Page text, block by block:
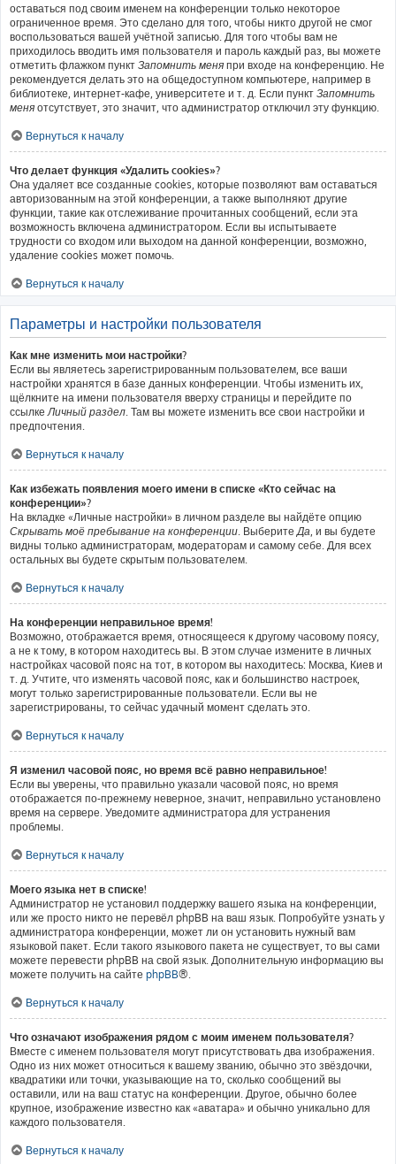
оставаться под своим именем на конференции только некоторое
ограниченное время. Это сделано для того, чтобы никто другой не смог
воспользоваться вашей учётной записью. Для того чтобы вам не
приходилось вводить имя пользователя и пароль каждый раз, вы можете
отметить флажком пункт Запомнить меня при входе на конференцию. Не
рекомендуется делать это на общедоступном компьютере, например в
библиотеке, интернет-кафе, университете и т. д. Если пункт Запомнить
меня отсутствует, это значит, что администратор отключил эту функцию.
Вернуться к началу
Что делает функция «Удалить cookies»?
Она удаляет все созданные cookies, которые позволяют вам оставаться
авторизованным на этой конференции, а также выполняют другие
функции, такие как отслеживание прочитанных сообщений, если эта
возможность включена администратором. Если вы испытываете
трудности со входом или выходом на данной конференции, возможно,
удаление cookies может помочь.
Вернуться к началу
Параметры и настройки пользователя
Как мне изменить мои настройки?
Если вы являетесь зарегистрированным пользователем, все ваши
настройки хранятся в базе данных конференции. Чтобы изменить их,
щёлкните на имени пользователя вверху страницы и перейдите по
ссылкеЛичный раздел. Там вы можете изменить все свои настройки и
предпочтения.
Вернуться к началу
Как избежать появления моего имени в списке «Кто сейчас на
конференции»?
На вкладке «Личные настройки» в личном разделе вы найдёте опцию
Скрывать моё пребывание на конференции. ВыберитеДа, и вы будете
видны только администраторам, модераторам и самому себе. Для всех
остальных вы будете скрытым пользователем.
Вернуться к началу
На конференции неправильное время!
Возможно, отображается время, относящееся к другому часовому поясу,
а не к тому, в котором находитесь вы. В этом случае измените в личных
настройках часовой пояс на тот, в котором вы находитесь: Москва, Киев и
т. д. Учтите, что изменять часовой пояс, как и большинство настроек,
могут только зарегистрированные пользователи. Если вы не
зарегистрированы, то сейчас удачный момент сделать это.
Вернуться к началу
Я изменил часовой пояс, но время всё равно неправильное!
Если вы уверены, что правильно указали часовой пояс, но время
отображается по-прежнему неверное, значит, неправильно установлено
время на сервере. Уведомите администратора для устранения
проблемы.
Вернуться к началу
Моего языка нет в списке!
Администратор не установил поддержку вашего языка на конференции,
или же просто никто не перевёл phpBB на ваш язык. Попробуйте узнать у
администратора конференции, может ли он установить нужный вам
языковой пакет. Если такого языкового пакета не существует, то вы сами
можете перевести phpBB на свой язык. Дополнительную информацию вы
можете получить на сайте phpBB®.
Вернуться к началу
Что означают изображения рядом с моим именем пользователя?
Вместе с именем пользователя могут присутствовать два изображения.
Одно из них может относиться к вашему званию, обычно это звёздочки,
квадратики или точки, указывающие на то, сколько сообщений вы
оставили, или на ваш статус на конференции. Другое, обычно более
крупное, изображение известно как «аватара» и обычно уникально для
каждого пользователя.
Вернуться к началу